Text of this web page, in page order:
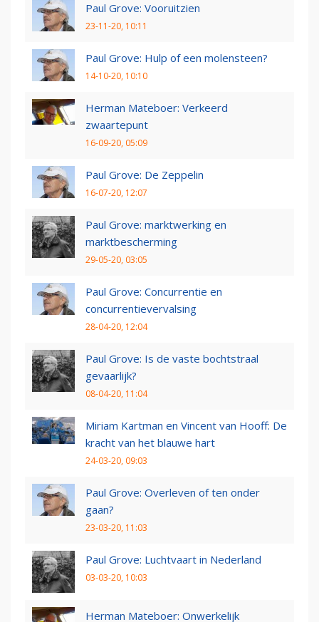
Paul Grove: Vooruitzien
23-11-20, 10:11
Paul Grove: Hulp of een molensteen?
14-10-20, 10:10
Herman Mateboer: Verkeerd
zwaartepunt
16-09-20, 05:09
Paul Grove: De Zeppelin
16-07-20, 12:07
Paul Grove: marktwerking en
marktbescherming
29-05-20, 03:05
Paul Grove: Concurrentie en
concurrentievervalsing
28-04-20, 12:04
Paul Grove: Is de vaste bochtstraal
gevaarlijk?
08-04-20, 11:04
Miriam Kartman en Vincent van Hooff: De
kracht van het blauwe hart
24-03-20, 09:03
Paul Grove: Overleven of ten onder
gaan?
23-03-20, 11:03
Paul Grove: Luchtvaart in Nederland
03-03-20, 10:03
Herman Mateboer: Onwerkelijk